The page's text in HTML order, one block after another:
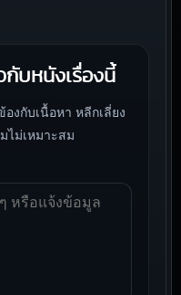
กับหนังเรื่องนี้
งกับเนื้อหา หลีกเลี่ยง
ไม่เหมาะสม